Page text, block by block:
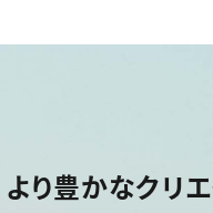
より豊かなクリ